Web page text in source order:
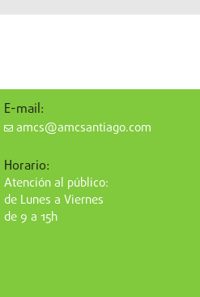
E-mail:
amcs@amcsantiago.com
Horario:
Atención al público:
de Lunes a Viernes
de 9 a 15h